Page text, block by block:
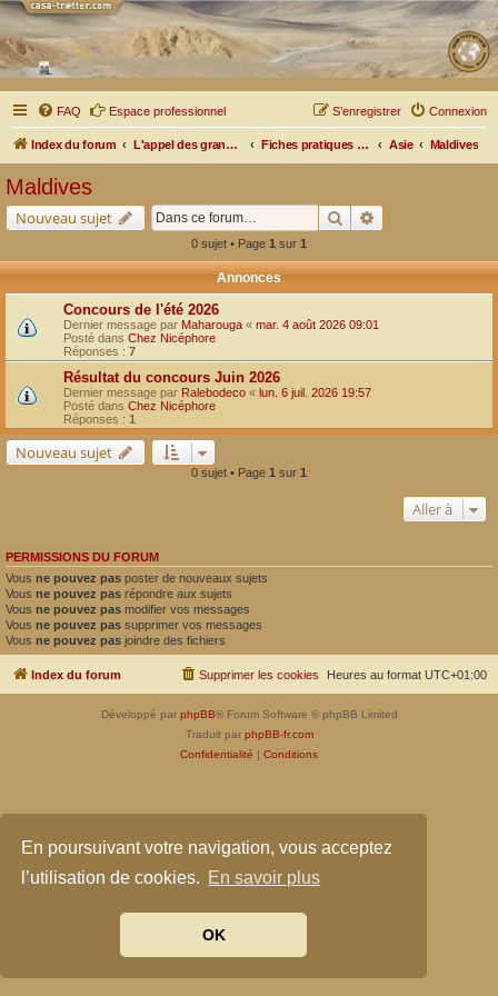
En poursuivant votre navigation, vous acceptez
l’utilisation de cookies. En savoir plus
OK
FAQ Espace professionnel Connexion
S’enregistrer
Index du forum L'appel des grands espaces Fiches pratiques par pays, pistes et bivouacs Asie Maldives
Maldives
Nouveau sujet Rechercher
0 sujet • Page 1 sur 1
Annonces
Concours de l'été 2026
Dernier message par Maharouga « mar. 4 août 2026 09:01
Posté dans Chez Nicéphore
Réponses : 7
Résultat du concours Juin 2026
Dernier message par Ralebodeco « lun. 6 juil. 2026 19:57
Posté dans Chez Nicéphore
Réponses : 1
Nouveau sujet
0 sujet • Page 1 sur 1
Aller à
PERMISSIONS DU FORUM
Vous ne pouvez pas poster de nouveaux sujets
Vous ne pouvez pas répondre aux sujets
Vous ne pouvez pas modifier vos messages
Vous ne pouvez pas supprimer vos messages
Vous ne pouvez pas joindre des fichiers
Index du forum Heures au format UTC+01:00
Supprimer les cookies
Développé par phpBB® Forum Software © phpBB Limited
Traduit par phpBB-fr.com
Confidentialité | Conditions